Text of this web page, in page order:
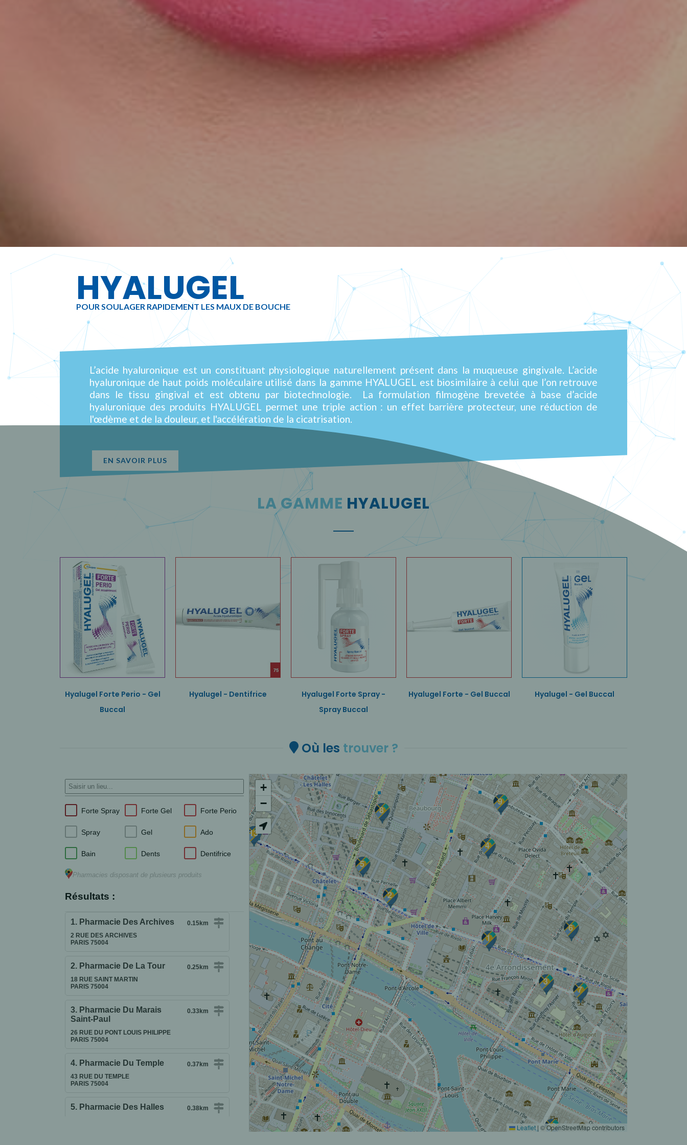
HYALUGEL
POUR SOULAGER RAPIDEMENT LES MAUX DE BOUCHE
L’acide hyaluronique est un constituant physiologique naturellement présent dans la muqueuse gingivale. L’acide
hyaluronique de haut poids moléculaire utilisé dans la gamme HYALUGEL est biosimilaire à celui que l’on retrouve
dans le tissu gingival et est obtenu par biotechnologie. La formulation filmogène brevetée à base d’acide
hyaluronique des produits HYALUGEL permet une triple action : un effet barrière protecteur, une réduction de
l'œdème et de la douleur, et l'accélération de la cicatrisation.
EN SAVOIR PLUS
LA GAMME HYALUGEL
Hyalugel Forte Perio - Gel
Buccal
Hyalugel - Dentifrice
Hyalugel Forte Spray -
Spray Buccal
Hyalugel Forte - Gel Buccal Hyalugel - Gel Buccal
Où les trouver ?